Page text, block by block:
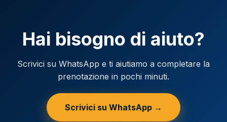
Hai bisogno di aiuto?
Scrivici su WhatsApp e ti aiutiamo a completare la
prenotazione in pochi minuti.
Scrivici su WhatsApp →